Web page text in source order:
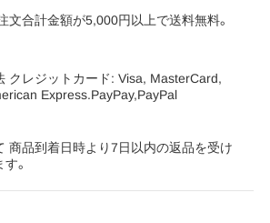
文合計金額が5,000円以上で送料無料。
クレジットカード: Visa, MasterCard,
Express.PayPay,PayPal
商品到着日時より7日以内の返品を受け
。